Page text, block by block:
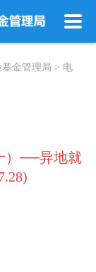
金管理局 > 电
）──异地就